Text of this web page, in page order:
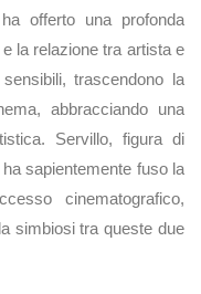
offerto una profonda
la relazione tra artista e
trascendono la
abbracciando una
Servillo, figura di
sapientemente fuso la
cinematografico,
simbiosi tra queste due